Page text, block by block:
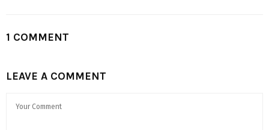
1 COMMENT
LEAVE A COMMENT